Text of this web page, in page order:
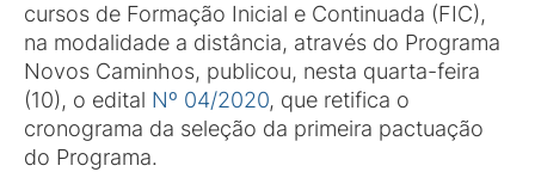
cursos de Formação Inicial e Continuada (FIC),
na modalidade a distância, através do Programa
Novos Caminhos, publicou, nesta quarta-feira
(10), o edital Nº 04/2020, que retifica o
cronograma da seleção da primeira pactuação
do Programa.